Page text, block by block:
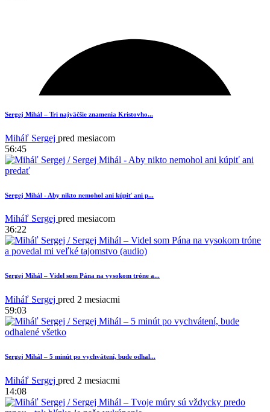
Sergej Mihál – Tri najväčšie znamenia Kristovho...
Miháľ Sergej pred mesiacom
56:45
Sergej Mihál - Aby nikto nemohol ani kúpiť ani p...
Miháľ Sergej pred mesiacom
36:22
Sergej Mihál – Videl som Pána na vysokom tróne a...
Miháľ Sergej pred 2 mesiacmi
59:03
Sergej Mihál – 5 minút po vychvátení, bude odhal...
Miháľ Sergej pred 2 mesiacmi
14:08